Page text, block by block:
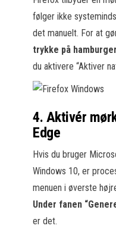
følger ikke
det manuelt. For at
trykke på
du aktivere “Aktiver
4. Aktivér
Edge
Hvis du bruger
Windows 10, er
menuen i øverste
Under fanen
er det.